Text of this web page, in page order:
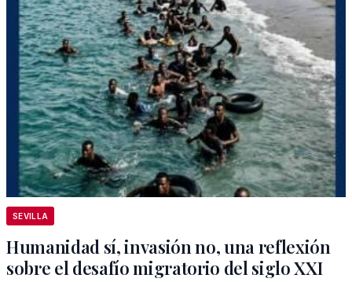
SEVILLA
Humanidad sí, invasión no, una reflexión
sobre el desafío migratorio del siglo XXI